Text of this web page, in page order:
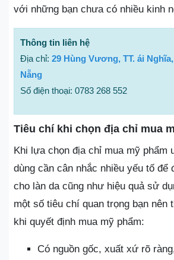
với những bạn chưa có nhiều kinh
Thông tin liên hệ
Địa chỉ: 29 Hùng Vương, TT. ái
Nẵng
Số điện thoại: 0783 268 552
Tiêu chí khi chọn địa chỉ mua
Khi lựa chọn địa chỉ mua mỹ phẩm
dùng cần cân nhắc nhiều yếu tố để
cho làn da cũng như hiệu quả sử
một số tiêu chí quan trọng bạn nên
khi quyết định mua mỹ phẩm:
Có nguồn gốc, xuất xứ rõ